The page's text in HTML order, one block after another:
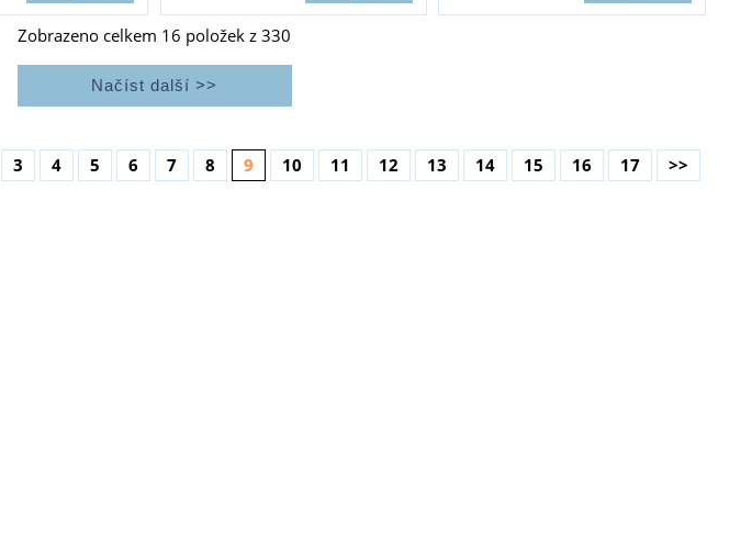
Zobrazeno celkem 16 položek z330
3 4 5 6 7 8 9 10 11 12 13 14 15 16 17 >>